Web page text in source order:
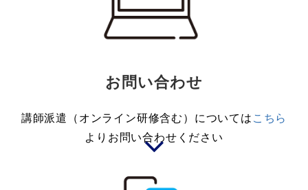
お問い合わせ
講師派遣（オンライン研修含む）については こちら
よりお問い合わせください